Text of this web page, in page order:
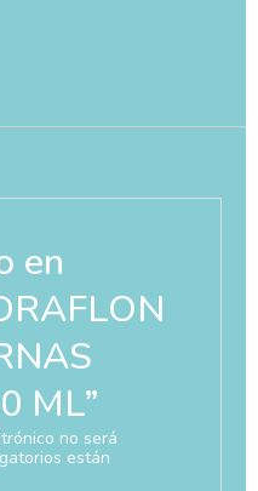
en
ML”
no será
están